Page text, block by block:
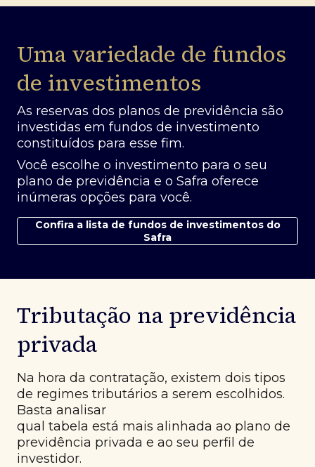
Uma variedade de fundos
de investimentos
As reservas dos planos de previdência são
investidas em fundos de investimento
constituídos para esse fim.
Você escolhe o investimento para o seu
plano de previdência e o Safra oferece
inúmeras opções para você.
Confira a lista de fundos de investimentos do
Safra
Tributação na previdência
privada
Na hora da contratação, existem dois tipos
de regimes tributários a serem escolhidos.
Basta analisar
qual tabela está mais alinhada ao plano de
previdência privada e ao seu perfil de
investidor.